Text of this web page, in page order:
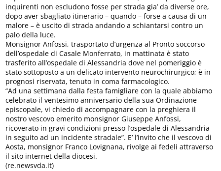
inquirenti non escludono fosse per strada gia’ da diverse ore,
dopo aver sbagliato itinerario – quando – forse a causa di un
malore – è uscito di strada andando a schiantarsi contro un
palo della luce.
Monsignor Anfossi, trasportato d’urgenza al Pronto soccorso
dell’ospedale di Casale Monferrato, in mattinata è stato
trasferito all’ospedale di Alessandria dove nel pomeriggio è
stato sottoposto a un delicato intervento neurochirurgico; è in
prognosi riservata, tenuto in coma farmacologico.
“Ad una settimana dalla festa famigliare con la quale abbiamo
celebrato il ventesimo anniversario della sua Ordinazione
episcopale, vi chiedo di accompagnare con la preghiera il
nostro vescovo emerito monsignor Giuseppe Anfossi,
ricoverato in gravi condizioni presso l’ospedale di Alessandria
in seguito ad un incidente stradale”. E’ l’invito che il vescovo di
Aosta, monsignor Franco Lovignana, rivolge ai fedeli attraverso
il sito internet della diocesi.
(re.newsvda.it)